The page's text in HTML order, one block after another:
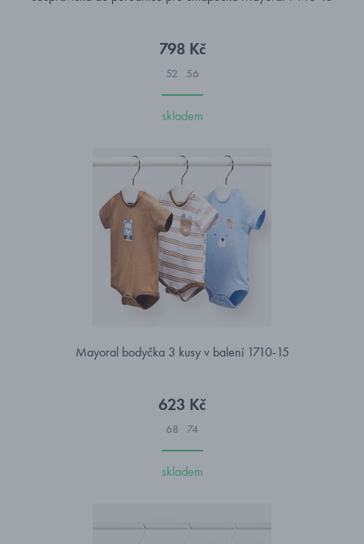
798 Kč
52 56
skladem
Mayoral bodyčka 3 kusy v balení 1710-15
623 Kč
68 74
skladem